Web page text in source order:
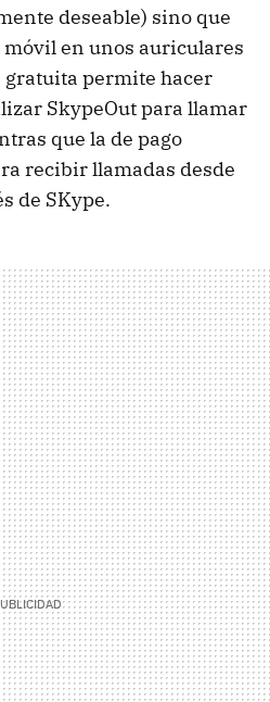
deseable) sino que
en unos auriculares
gratuita permite hacer
SkypeOut para llamar
que la de pago
recibir llamadas desde
de SKype.